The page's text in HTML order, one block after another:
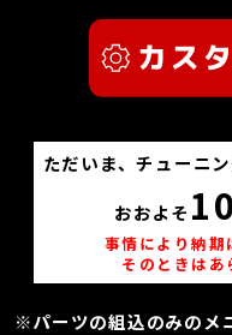
ただいま、チューニ
おおよそ 10
事情により納期
そのときはあ
※パーツの組込のみのメ